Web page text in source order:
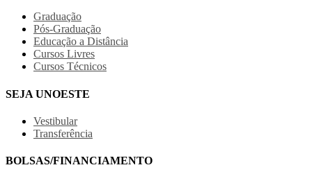
Graduação
Pós-Graduação
Educação a Distância
Cursos Livres
Cursos Técnicos
SEJA UNOESTE
Vestibular
Transferência
BOLSAS/FINANCIAMENTO